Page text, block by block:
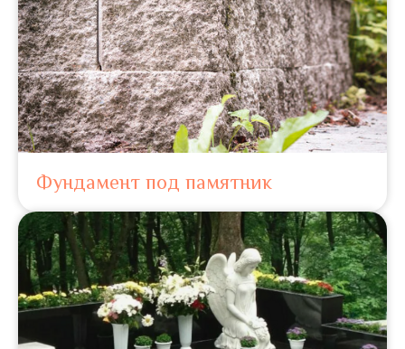
Фундамент под памятник